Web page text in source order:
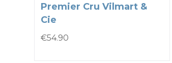
Premier Cru Vilmart &
Cie
€54.90